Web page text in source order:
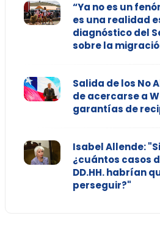
“Ya no es un
es una realidad
diagnóstico del
sobre la
Salida de los No
de acercarse a
garantías de
Isabel Allende:
¿cuántos casos
DD.HH. habrían
perseguir?"